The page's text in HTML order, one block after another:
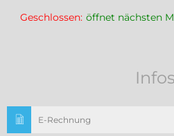
Klicken, um weitere Öffnungs-
Geschlossen: öffnet nächsten
Infos
E-Rechnung